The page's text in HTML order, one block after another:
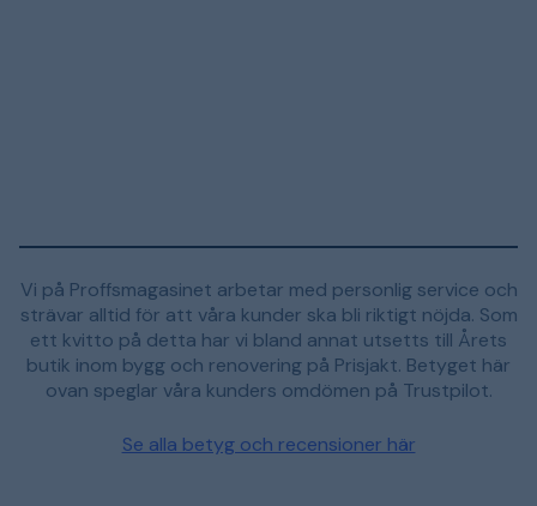
Vi på Proffsmagasinet arbetar med personlig service och
strävar alltid för att våra kunder ska bli riktigt nöjda. Som
ett kvitto på detta har vi bland annat utsetts till Årets
butik inom bygg och renovering på Prisjakt. Betyget här
ovan speglar våra kunders omdömen på Trustpilot.
Se alla betyg och recensioner här